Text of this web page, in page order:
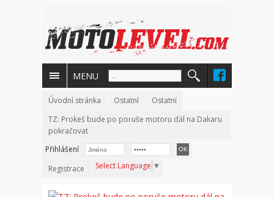
MENU
Úvodní stránka Ostatní
Ostatní
TZ: Prokeš bude po poruše motoru dál na Dakaru
pokračovat
Přihlášení
Registrace
Select Language ▼